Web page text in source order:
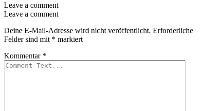
Leave a comment
Leave a comment
Deine E-Mail-Adresse wird nicht veröffentlicht. Erforderliche
Felder sind mit * markiert
Kommentar *